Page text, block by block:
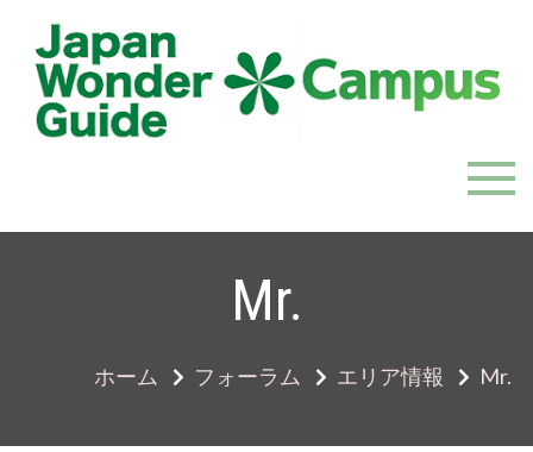
content
JapanWonderGuide Campus
「日本のガイドの質を世界一に」を目指すガイドコミ
Mr.
ホーム フォーラム エリア情報 Mr.